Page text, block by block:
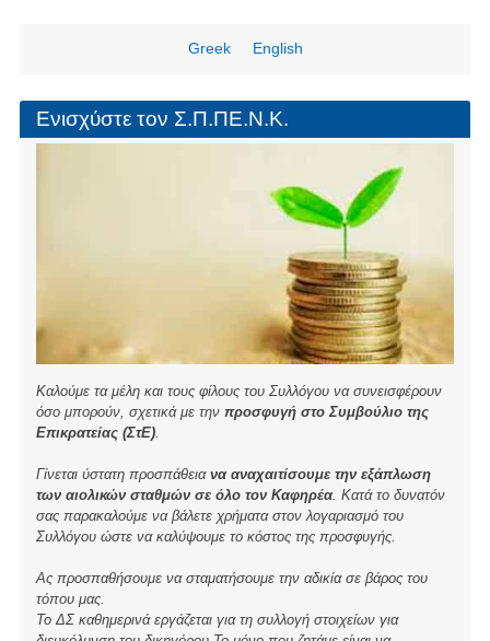
o
o
Greek English
Ενισχύστε τον Σ.Π.ΠΕ.Ν.Κ.
Καλούμε τα μέλη και τους φίλους του Συλλόγου να συνεισφέρουν
όσο μπορούν, σχετικά με την προσφυγή στο Συμβούλιο της
Επικρατείας (ΣτΕ).
Γίνεται ύστατη προσπάθεια να αναχαιτίσουμε την εξάπλωση
των αιολικών σταθμών σε όλο τον Καφηρέα. Κατά το δυνατόν
σας παρακαλούμε να βάλετε χρήματα στον λογαριασμό του
Συλλόγου ώστε να καλύψουμε το κόστος της προσφυγής.
Ας προσπαθήσουμε να σταματήσουμε την αδικία σε βάρος του
τόπου μας.
Το ΔΣ καθημερινά εργάζεται για τη συλλογή στοιχείων για